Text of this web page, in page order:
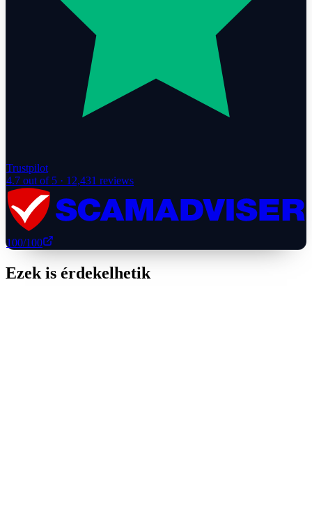
Trustpilot
4.7 out of 5 · 12,431 reviews
100/100
Ezek is érdekelhetik